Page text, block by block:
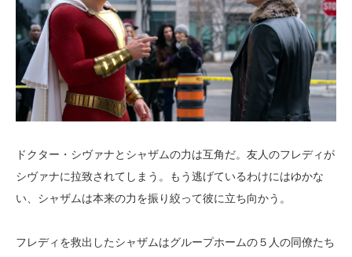
ドクター・シヴァナとシャザムの力は互角だ。友人のフレディが
シヴァナに拉致されてしまう。もう逃げているわけにはゆかな
い、シャザムは本来の力を振り絞って彼に立ち向かう。
フレディを救出したシャザムはグループホームの５人の同僚たち